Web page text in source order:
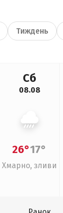
Тиждень
Сб
08.08
26°17°
Хмарно, зливи